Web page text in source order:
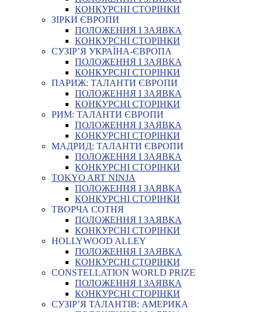
КОНКУРСНІ СТОРІНКИ
ЗІРКИ ЄВРОПИ
ПОЛОЖЕННЯ І ЗАЯВКА
КОНКУРСНІ СТОРІНКИ
СУЗІР’Я УКРАЇНА-ЄВРОПА
ПОЛОЖЕННЯ І ЗАЯВКА
КОНКУРСНІ СТОРІНКИ
ПАРИЖ: ТАЛАНТИ ЄВРОПИ
ПОЛОЖЕННЯ І ЗАЯВКА
КОНКУРСНІ СТОРІНКИ
РИМ: ТАЛАНТИ ЄВРОПИ
ПОЛОЖЕННЯ І ЗАЯВКА
КОНКУРСНІ СТОРІНКИ
МАДРИД: ТАЛАНТИ ЄВРОПИ
ПОЛОЖЕННЯ І ЗАЯВКА
КОНКУРСНІ СТОРІНКИ
TOKYO ART NINJA
ПОЛОЖЕННЯ І ЗАЯВКА
КОНКУРСНІ СТОРІНКИ
ТВОРЧА СОТНЯ
ПОЛОЖЕННЯ І ЗАЯВКА
КОНКУРСНІ СТОРІНКИ
HOLLYWOOD ALLEY
ПОЛОЖЕННЯ І ЗАЯВКА
КОНКУРСНІ СТОРІНКИ
CONSTELLATION WORLD PRIZE
ПОЛОЖЕННЯ І ЗАЯВКА
КОНКУРСНІ СТОРІНКИ
СУЗІР’Я ТАЛАНТІВ: АМЕРИКА